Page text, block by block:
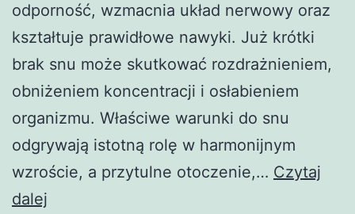
odporność, wzmacnia układ nerwowy oraz
kształtuje prawidłowe nawyki. Już krótki
brak snu może skutkować rozdrażnieniem,
obniżeniem koncentracji i osłabieniem
organizmu. Właściwe warunki do snu
odgrywają istotną rolę w harmonijnym
wzroście, a przytulne otoczenie,… Czytaj
dalej